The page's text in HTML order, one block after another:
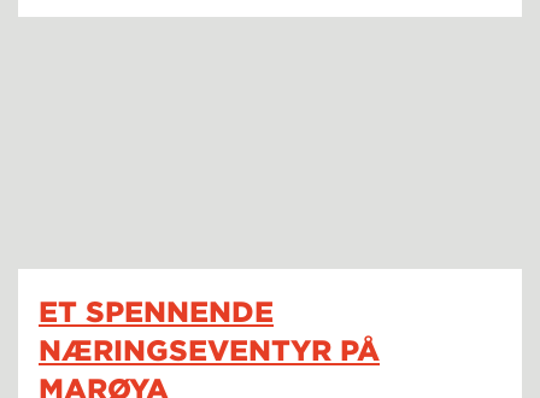
ET SPENNENDE
NÆRINGSEVENTYR PÅ
MARØYA